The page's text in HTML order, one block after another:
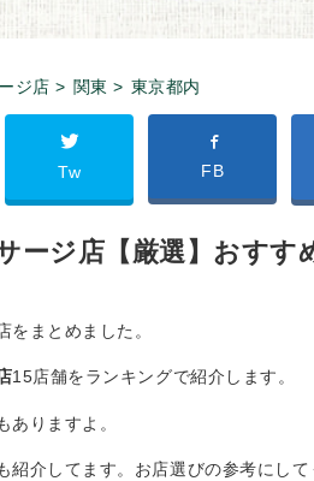
ジ店 > 関東 > 東京都内
Tw FB
ージ店【厳選】おすす
をまとめました。
15店舗をランキングで紹介します。
ありますよ。
紹介してます。お店選びの参考にし